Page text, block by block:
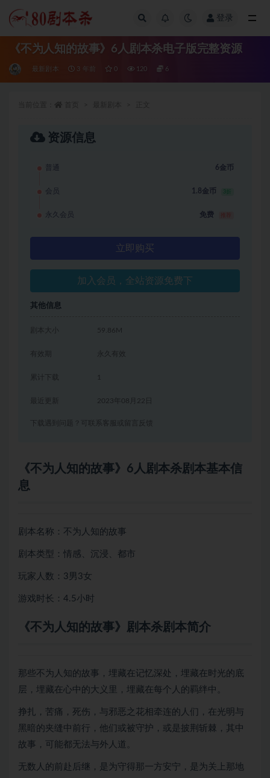
登录
《不为人知的故事》6人剧本杀电子版完整资源
最新剧本 3 年前 0 120 6
资源信息
普通 6金币
会员 1.8金币 3折
永久会员 免费
立即购买
加入会员，全站资源免费下
其他信息
剧本大小 59.86M
有效期 永久有效
累计下载 1
2023年08月22日
下载遇到问题？可联系客服或留言反馈
《不为人知的故事》6人剧本杀剧本基本信
息
剧本名称：不为人知的故事
剧本类型：情感、沉浸、都市
玩家人数：3男3女
游戏时长：4.5小时
《不为人知的故事》剧本杀剧本简介
那些不为人知的故事，埋藏在记忆深处，埋藏在时光的底
层，埋藏在心中的大义里，埋藏在每个人的羁绊中。
挣扎，苦痛，死伤，与邪恶之花相牵连的人们，在光明与
黑暗的夹缝中前行，他们或被守护，或是披荆斩棘，其中
故事，可能都无法与外人道。
无数人的前赴后继，是为守得那一方安宁，是为关上那地